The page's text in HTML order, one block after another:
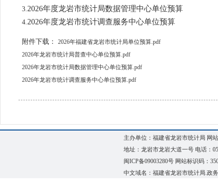
3.2026年度龙岩市统计局数据管理中心单位预算
4.2026年度龙岩市统计调查服务中心单位预算
附件下载：2026年福建省龙岩市统计局单位预算.pdf
2026年龙岩市统计局普查中心单位预算.pdf
2026年龙岩市统计局数据管理中心单位预算.pdf
2026年龙岩市统计调查服务中心单位预算.pdf